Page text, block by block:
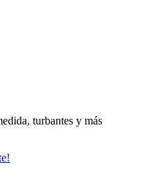
turbantes y más